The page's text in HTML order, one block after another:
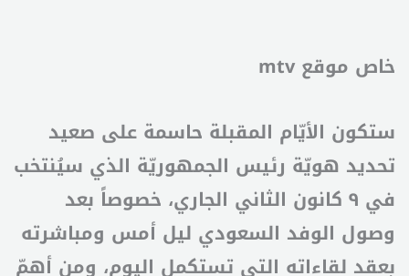
خاص موقع mtv
ستكون الأيّام المقبلة حاسمة على صعيد
تحديد هويّة رئيس الجمهوريّة الذي سيُنتخب
في ٩ كانون الثاني الجاري، خصوصاً بعد
وصول الوفد السعودي ليل أمس ومباشرته
بعقد لقاءاته التي تستكمل اليوم، ومن أهمّ